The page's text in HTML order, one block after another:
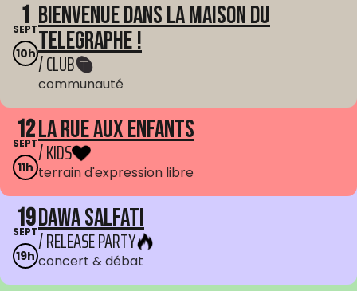
1
SEPT
10h
Bienvenue dans La Maison du
Telegraphe !
/ CLUB
communauté
12
SEPT
11h
La Rue aux enfants
/ KIDS
terrain d'expression libre
19
SEPT
19h
Dawa Salfati
/ RELEASE PARTY
concert & débat